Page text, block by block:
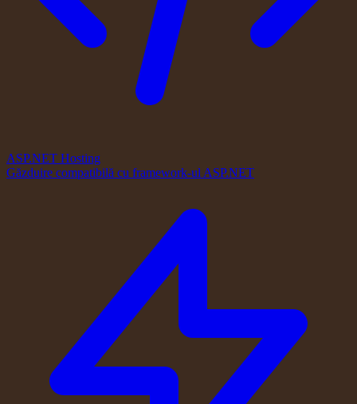
ASP.NET Hosting
Găzduire compatibilă cu framework-ul ASP.NET